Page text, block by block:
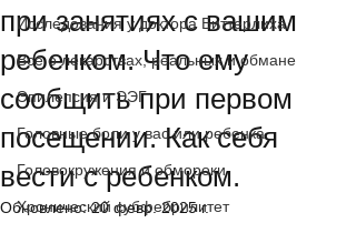
Исследования у доктора Биттерлиха
Все о лекарствах, реальных и обмане
Эпилепсия и ЭЭГ
Головные боли у вас или ребенка
Головокружения и обмороки
Хронический субфебрилитет
при занятиях с вашим
ребенком. Что ему
сообщить при первом
посещении. Как себя
вести с ребенком.
Обновлено:20 февр. 2025 г.